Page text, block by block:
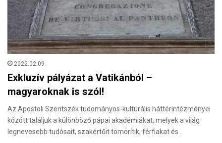
2022.02.09.
Exkluzív pályázat a Vatikánból –
magyaroknak is szól!
Az Apostoli Szentszék tudományos-kulturális háttérintézményei
között találjuk a különböző pápai akadémiákat, melyek a világ
legnevesebb tudósait, szakértőit tömörítik, férfiakat és…